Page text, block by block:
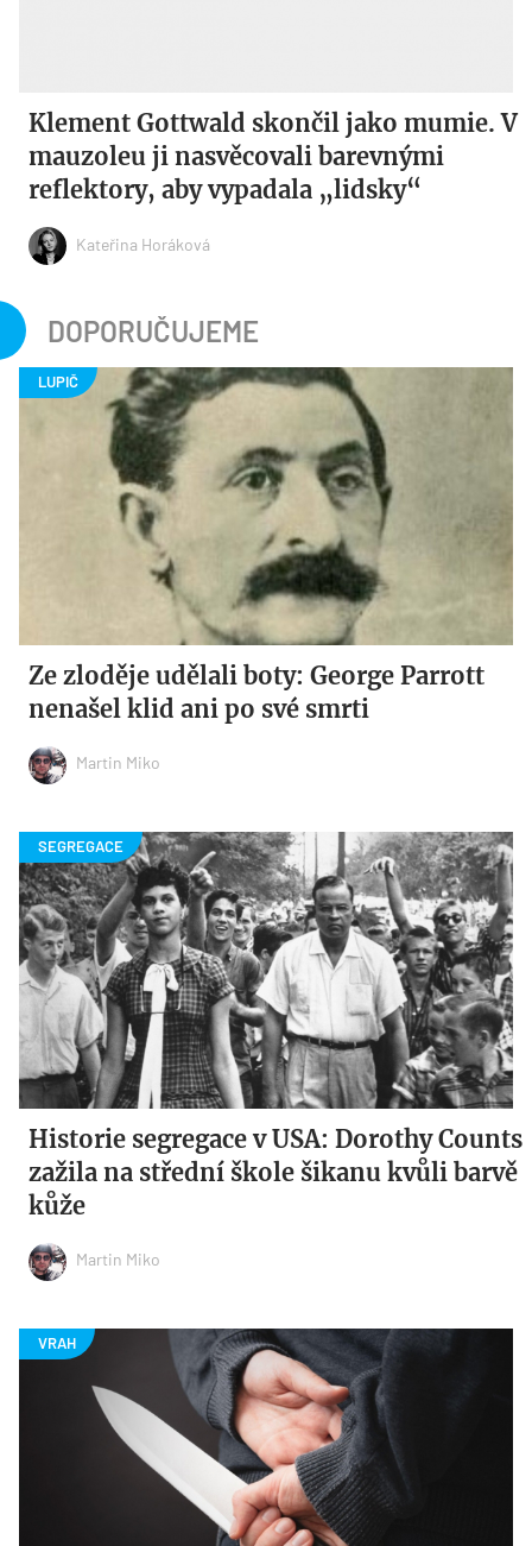
Klement Gottwald skončil jako mumie. V
mauzoleu ji nasvěcovali barevnými
reflektory, aby vypadala „lidsky“
Kateřina Horáková
DOPORUČUJEME
Ze zloděje udělali boty: George Parrott
nenašel klid ani po své smrti
Martin Miko
Historie segregace v USA: Dorothy Counts
zažila na střední škole šikanu kvůli barvě
kůže
Martin Miko